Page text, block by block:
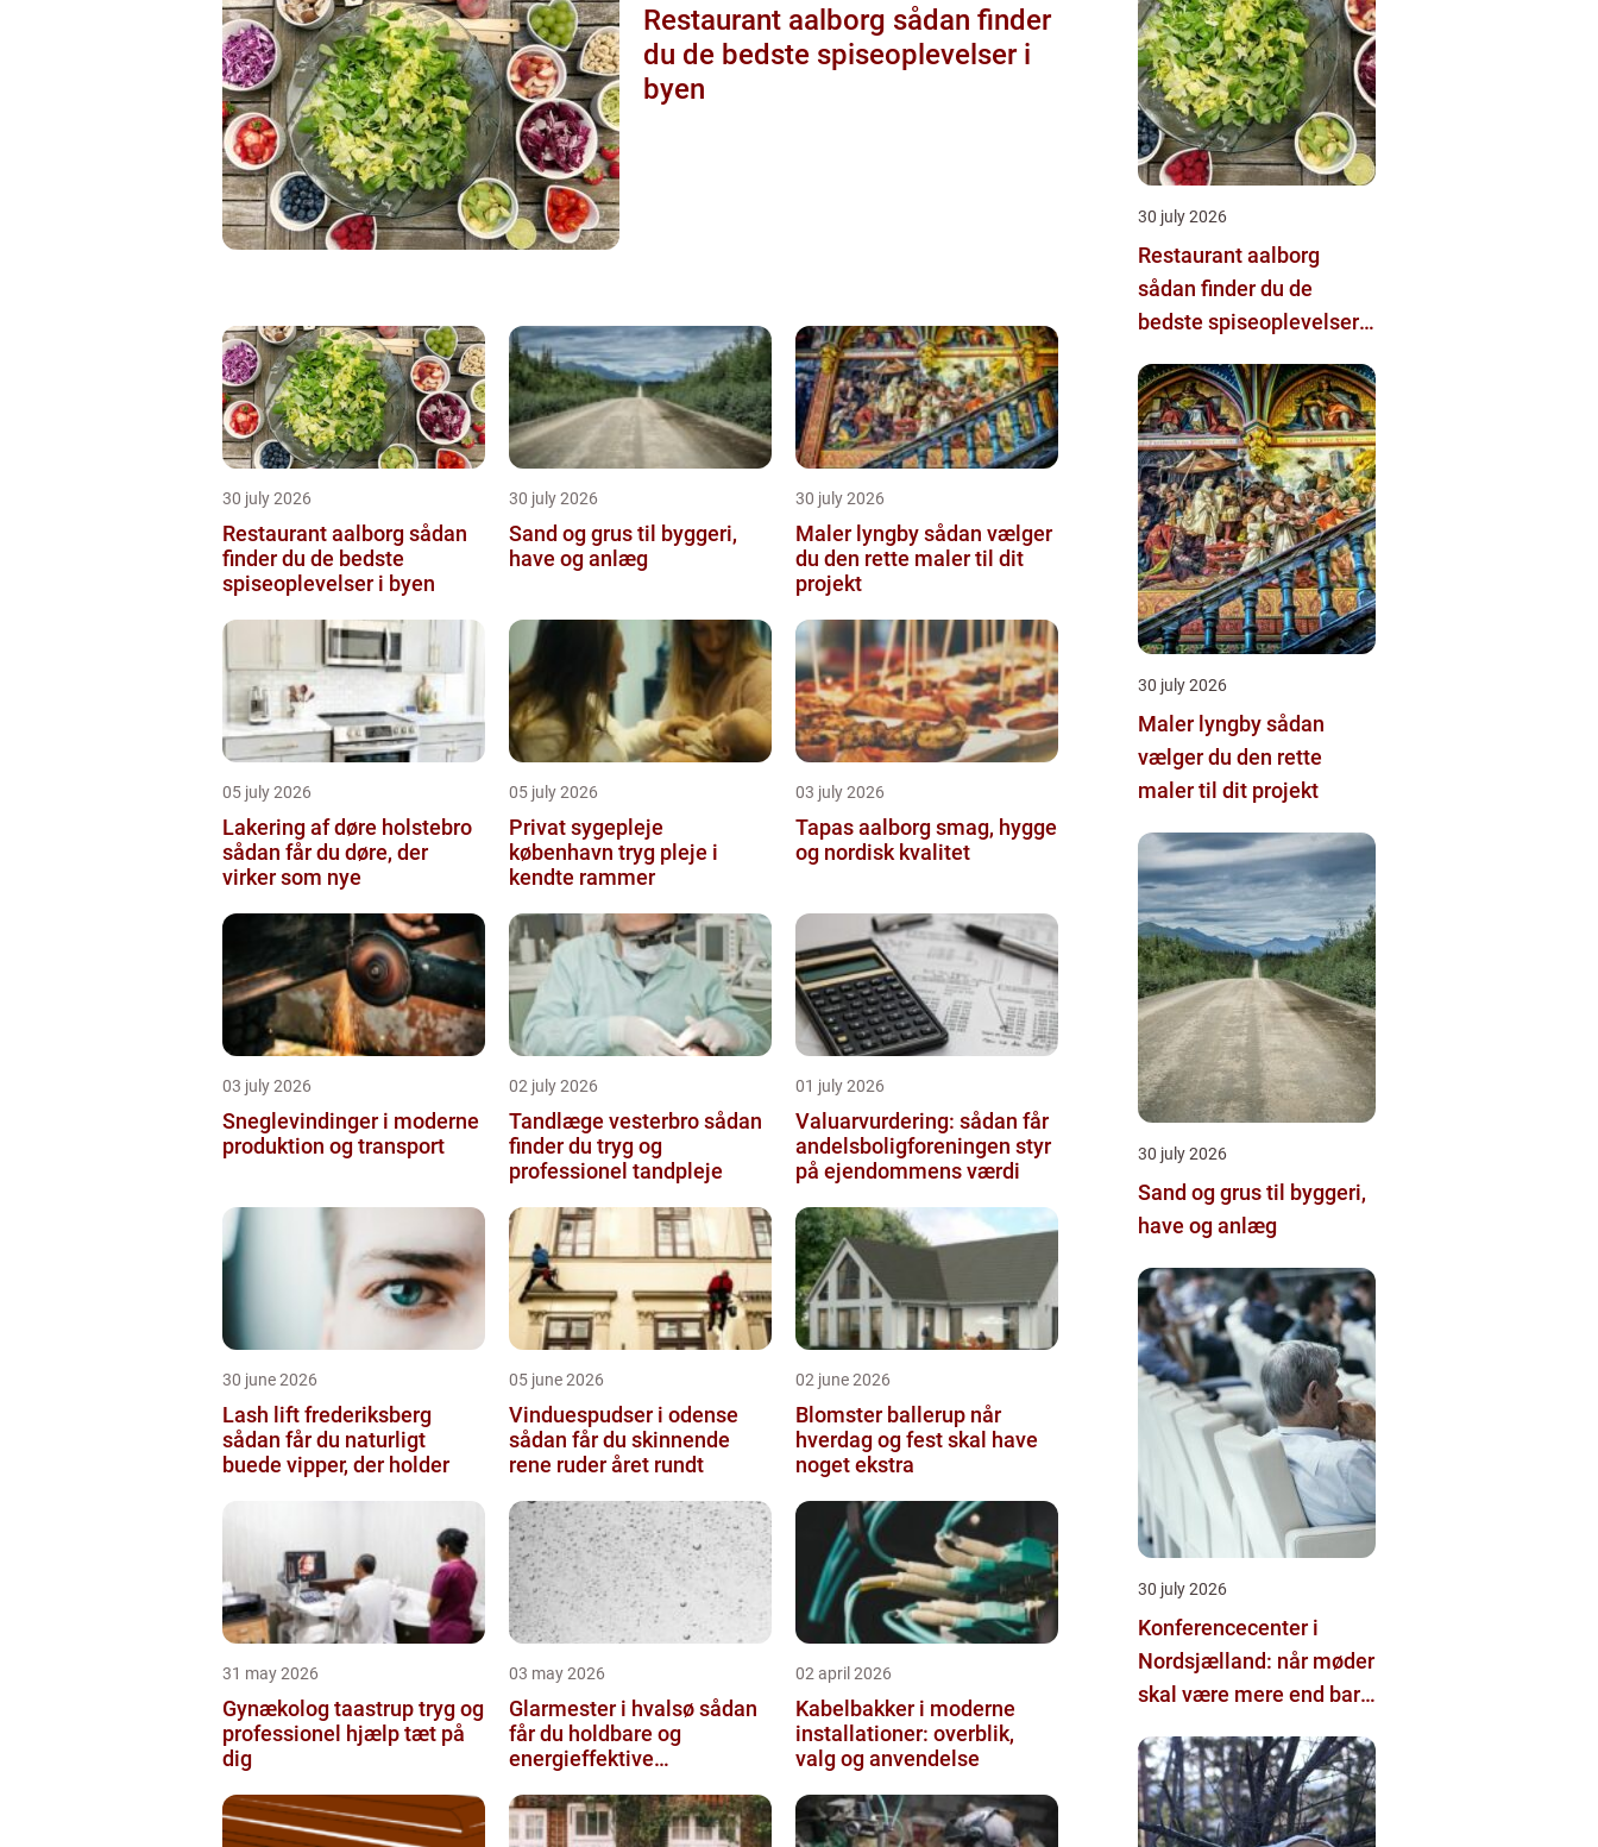
Restaurant aalborg sådan finder
du de bedste spiseoplevelser i
byen
30 july 2026
Restaurant aalborg sådan
finder du de bedste
spiseoplevelser i byen
30 july 2026
Sand og grus til byggeri,
have og anlæg
30 july 2026
Maler lyngby sådan vælger
du den rette maler til dit
projekt
05 july 2026
Lakering af døre holstebro
sådan får du døre, der
virker som nye
05 july 2026
Privat sygepleje
københavn tryg pleje i
kendte rammer
03 july 2026
Tapas aalborg smag, hygge
og nordisk kvalitet
03 july 2026
Sneglevindinger i moderne
produktion og transport
02 july 2026
Tandlæge vesterbro sådan
finder du tryg og
professionel tandpleje
01 july 2026
Valuarvurdering: sådan får
andelsboligforeningen styr
på ejendommens værdi
30 june 2026
Lash lift frederiksberg
sådan får du naturligt
buede vipper, der holder
05 june 2026
Vinduespudser i odense
sådan får du skinnende
rene ruder året rundt
02 june 2026
Blomster ballerup når
hverdag og fest skal have
noget ekstra
31 may 2026
Gynækolog taastrup tryg og
professionel hjælp tæt på
dig
03 may 2026
Glarmester i hvalsø sådan
får du holdbare og
energieffektive
02 april 2026
Kabelbakker i moderne
installationer: overblik,
valg og anvendelse
30 july 2026
Restaurant aalborg
sådan finder du de
bedste spiseoplevelser i
30 july 2026
Maler lyngby sådan
vælger du den rette
maler til dit projekt
30 july 2026
Sand og grus til byggeri,
have og anlæg
30 july 2026
Konferencecenter i
Nordsjælland: når møder
skal være mere end bare